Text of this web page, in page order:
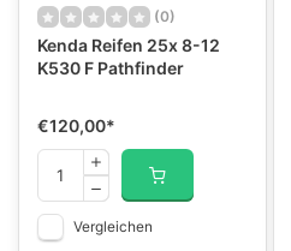
(0)
Kenda Reifen 25x 8-12
K530 F Pathfinder
€120,00*
Vergleichen